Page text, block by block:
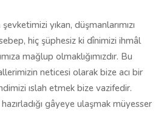
yıkan, düşmanlarımızı
hiç şüphesiz ki dînimizi ihmâl
mağlup olmaklığımızdır. Bu
neticesi olarak bize acı bir
ıslah etmek bize vazifedir.
gâyeye ulaşmak müyesser